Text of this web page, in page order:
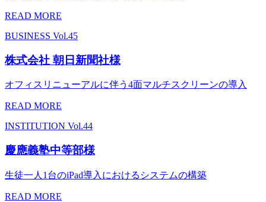
READ MORE
BUSINESS Vol.45
株式会社 朝日新聞社様
オフィスリニューアルに伴う4面マルチスクリーンの導入
READ MORE
INSTITUTION Vol.44
慶應義塾中等部様
生徒一人1台のiPad導入におけるシステムの構築
READ MORE